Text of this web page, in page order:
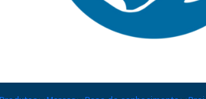
Quantidade